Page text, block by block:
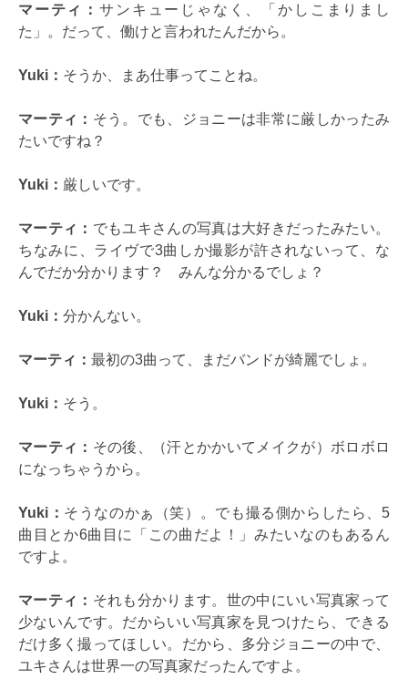
マーティ：サンキューじゃなく、「かしこまりまし
た」。だって、働けと言われたんだから。
Yuki： そうか、まあ仕事ってことね。
マーティ： そう。でも、ジョニーは非常に厳しかったみ
たいですね？
Yuki： 厳しいです。
マーティ： でもユキさんの写真は大好きだったみたい。
ちなみに、ライヴで3曲しか撮影が許されないって、な
んでだか分かります？ みんな分かるでしょ？
Yuki： 分かんない。
マーティ： 最初の3曲って、まだバンドが綺麗でしょ。
Yuki： そう。
マーティ： その後、（汗とかかいてメイクが）ボロボロ
になっちゃうから。
Yuki： そうなのかぁ（笑）。でも撮る側からしたら、5
曲目とか6曲目に「この曲だよ！」みたいなのもあるん
ですよ。
マーティ： それも分かります。世の中にいい写真家って
少ないんです。だからいい写真家を見つけたら、できる
だけ多く撮ってほしい。だから、多分ジョニーの中で、
ユキさんは世界一の写真家だったんですよ。